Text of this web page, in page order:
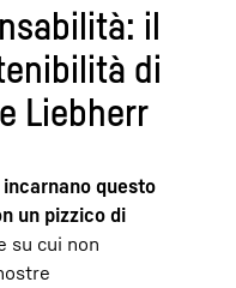
il
di
Liebherr
questo
un pizzico di
su cui non